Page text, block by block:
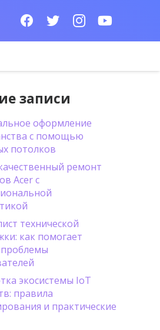
записи
оформление
с помощью
потолков
ремонт
Acer с
технической
как помогает
экосистемы IoT
правила
и практические